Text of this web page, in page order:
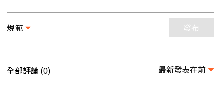
規範 發布
全部評論 (0) 最新發表在前